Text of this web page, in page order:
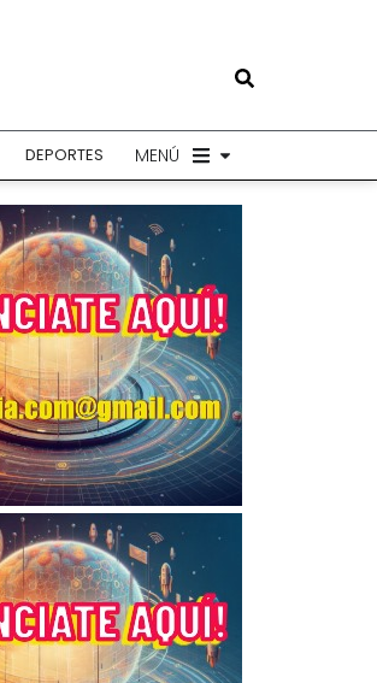
DEPORTES MENÚ